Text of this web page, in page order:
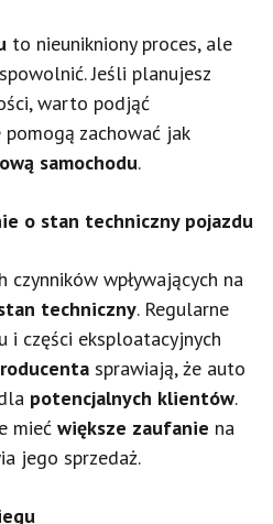
to nieunikniony proces, ale
Jeśli planujesz
warto podjąć
zachować jak
samochodu.
o stan techniczny pojazdu
czynników wpływających na
techniczny. Regularne
i części eksploatacyjnych
sprawiają, że auto
potencjalnych klientów.
mieć większe zaufanie na
jego sprzedaż.